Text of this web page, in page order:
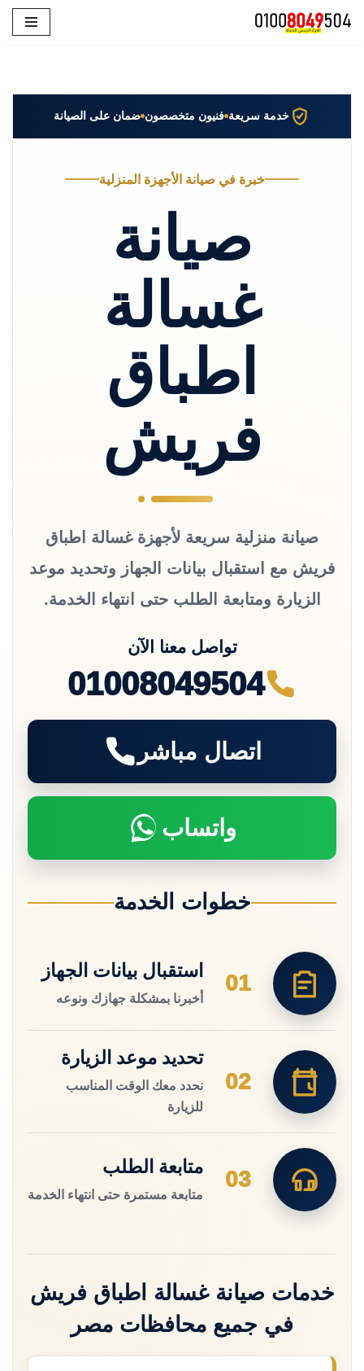
خدمة سريعة فنيون متخصصون ضمان على الصيانة
خبرة في صيانة الأجهزة المنزلية
صيانة
غسالة
اطباق
فريش
صيانة منزلية سريعة لأجهزة غسالة اطباق
فريش مع استقبال بيانات الجهاز وتحديد موعد
الزيارة ومتابعة الطلب حتى انتهاء الخدمة.
تواصل معنا الآن
01008049504
اتصال مباشر
واتساب
خطوات الخدمة
01
استقبال بيانات الجهاز
أخبرنا بمشكلة جهازك ونوعه
02
تحديد موعد الزيارة
نحدد معك الوقت المناسب
للزيارة
03
متابعة الطلب
متابعة مستمرة حتى انتهاء الخدمة
خدمات صيانة غسالة اطباق فريش
في جميع محافظات مصر